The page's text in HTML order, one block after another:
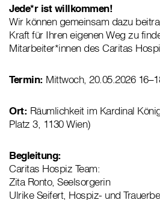
Jede*r ist willkommen!
Wir können gemeinsam dazu
Kraft für Ihren eigenen Weg zu
Mitarbeiter*innen des Caritas
Termin: Mittwoch, 20.05.2026
Ort: Räumlichkeit im Kardinal
Platz 3, 1130 Wien)
Begleitung:
Caritas Hospiz Team:
Zita Ronto, Seelsorgerin
Ulrike Seifert, Hospiz- und